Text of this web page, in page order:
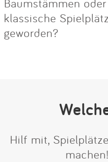
Baumstämmen
klassische
geworden?
Hilf mit,